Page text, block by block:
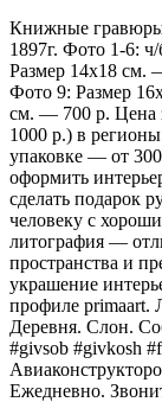
Книжные гравюры
1897г. Фото 1-6:
Размер 14х18 см.
Фото 9: Размер
см. — 700 р. Цена
1000 р.) в
упаковке — от
оформить
сделать подарок
человеку с
литография —
пространства и
украшение
профиле primaart.
Деревня. Слон.
#givsob #givkosh
Ежeдневно.